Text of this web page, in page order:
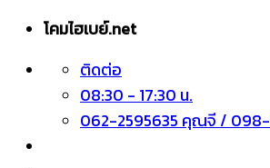
ข้าม โคมไฮเบย์.net
ติดต่อ
08:30 - 17:30 น.
062-2595635 คุณจี /